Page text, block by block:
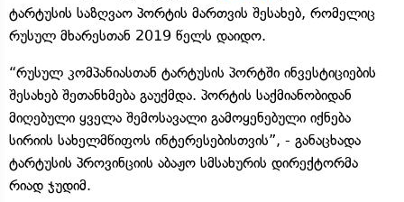
ტარტუსის საზღვაო პორტის მართვის შესახებ, რომელიც
რუსულ მხარესთან 2019 წელს დაიდო.
“რუსულ კომპანიასთან ტარტუსის პორტში ინვესტიციების
შესახებ შეთანხმება გაუქმდა. პორტის საქმიანობიდან
მიღებული ყველა შემოსავალი გამოყენებული იქნება
სირიის სახელმწიფოს ინტერესებისთვის”, - განაცხადა
ტარტუსის პროვინციის აბაჟო სმსახურის დირექტორმა
რიად ჯუდიმ.